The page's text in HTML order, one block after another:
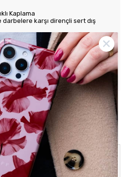
Kaplama
karşı dirençli sert dış
desenlerle estetik görünüm sunar.
erişim sağlayarak kullanım rahatlığı
oturarak gevşek durmaz ve kaliteli